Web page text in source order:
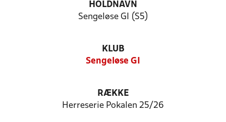
HOLDNAVN
Sengeløse GI (S5)
KLUB
Sengeløse GI
RÆKKE
Herreserie Pokalen 25/26